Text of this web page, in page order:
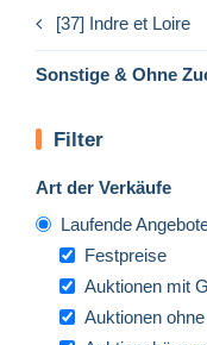
[37] Indre et Loire
Sonstige & Ohne
Filter
Art der Verkäufe
Laufende
Festpreise
Auktionen mit
Auktionen